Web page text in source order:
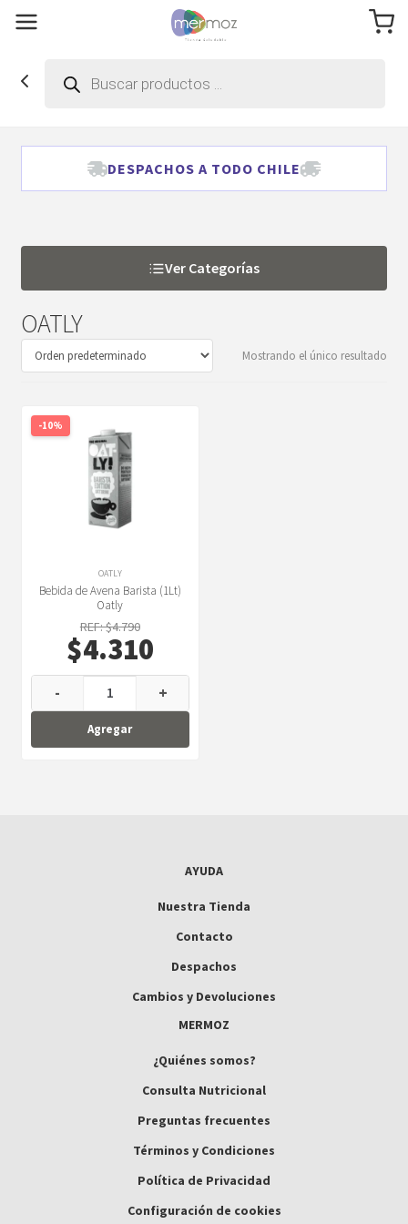
productos
DESPACHOS A TODO CHILE
Ver Categorías
OATLY
Mostrando el único resultado
-10%
OATLY
Bebida de Avena Barista (1Lt)
Oatly
REF: $4.790
$4.310
- +
Agregar
AYUDA
Nuestra Tienda
Contacto
Despachos
Cambios y Devoluciones
MERMOZ
¿Quiénes somos?
Consulta Nutricional
Preguntas frecuentes
Términos y Condiciones
Política de Privacidad
Configuración de cookies